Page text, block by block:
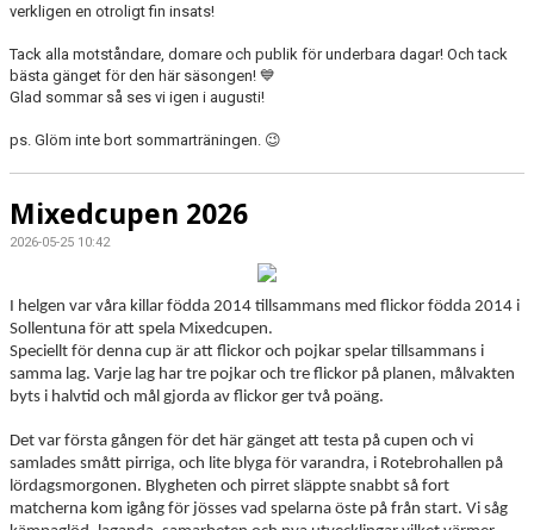
verkligen en otroligt fin insats!
Tack alla motståndare, domare och publik för underbara dagar! Och tack
bästa gänget för den här säsongen! 💙
Glad sommar så ses vi igen i augusti!
ps. Glöm inte bort sommarträningen. 😉
Mixedcupen 2026
2026-05-25 10:42
I helgen var våra killar födda 2014 tillsammans med flickor födda 2014 i
Sollentuna för att spela Mixedcupen.
Speciellt för denna cup är att flickor och pojkar spelar tillsammans i
samma lag. Varje lag har tre pojkar och tre flickor på planen, målvakten
byts i halvtid och mål gjorda av flickor ger två poäng.
Det var första gången för det här gänget att testa på cupen och vi
samlades smått pirriga, och lite blyga för varandra, i Rotebrohallen på
lördagsmorgonen. Blygheten och pirret släppte snabbt så fort
matcherna kom igång för jösses vad spelarna öste på från start. Vi såg